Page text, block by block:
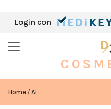
Login con
Home Ai